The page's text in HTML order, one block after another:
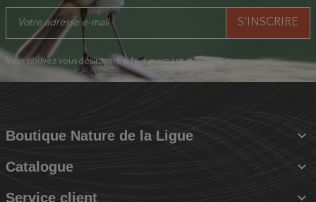
Vous pouvez vous désinscrire à tout moment.
Boutique Nature de la Ligue 
Catalogue 
Service client 